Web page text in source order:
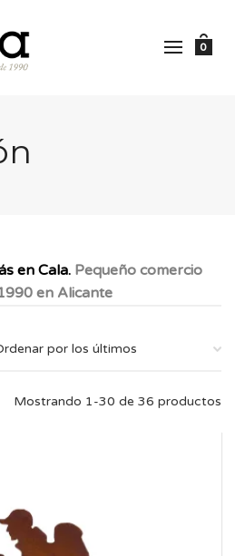
0
en Cala. Pequeño comercio
en Alicante
Mostrando 1-30 de 36 productos